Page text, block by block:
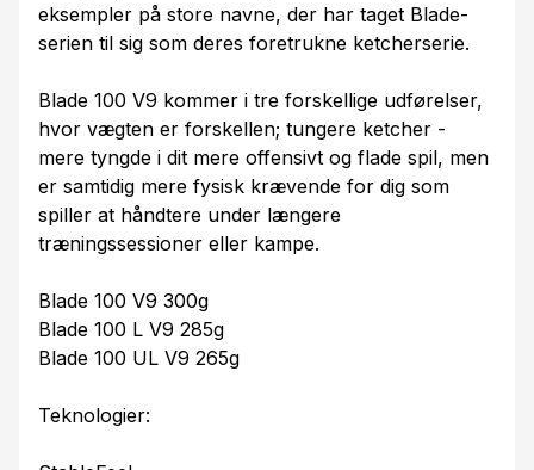
eksempler på store navne, der har taget Blade-
serien til sig som deres foretrukne ketcherserie.
Blade 100 V9 kommer i tre forskellige udførelser,
hvor vægten er forskellen; tungere ketcher -
mere tyngde i dit mere offensivt og flade spil, men
er samtidig mere fysisk krævende for dig som
spiller at håndtere under længere
træningssessioner eller kampe.
Blade 100 V9 300g
Blade 100 L V9 285g
Blade 100 UL V9 265g
Teknologier: